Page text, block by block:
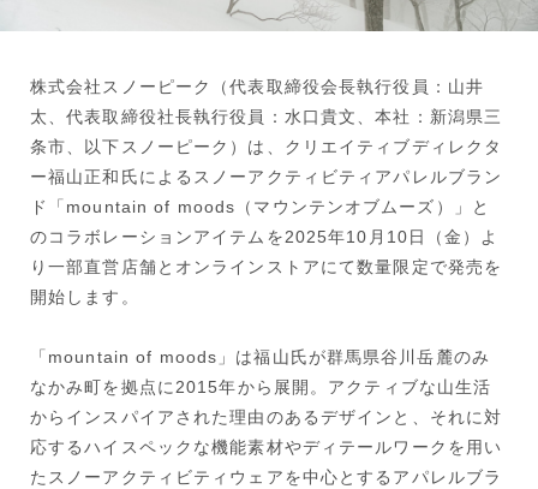
株式会社スノーピーク（代表取締役会長執行役員：山井
太、代表取締役社長執行役員：水口貴文、本社：新潟県三
条市、以下スノーピーク）は、クリエイティブディレクタ
ー福山正和氏によるスノーアクティビティアパレルブラン
ド「mountain of moods（マウンテンオブムーズ）」と
のコラボレーションアイテムを2025年10月10日（金）よ
り一部直営店舗とオンラインストアにて数量限定で発売を
開始します。
「mountain of moods」は福山氏が群馬県谷川岳麓のみ
なかみ町を拠点に2015年から展開。アクティブな山生活
からインスパイアされた理由のあるデザインと、それに対
応するハイスペックな機能素材やディテールワークを用い
たスノーアクティビティウェアを中心とするアパレルブラ